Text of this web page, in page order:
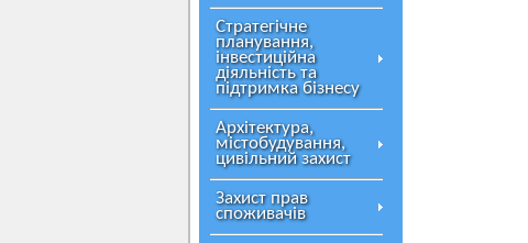
Стратегічне
планування,
інвестиційна
діяльність та
підтримка бізнесу
Архітектура,
містобудування,
цивільний захист
Захист прав
споживачів